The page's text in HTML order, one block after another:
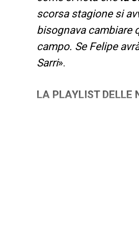
scorsa stagione si
bisognava cambiare
campo. Se Felipe
Sarri».
LA PLAYLIST DELLE